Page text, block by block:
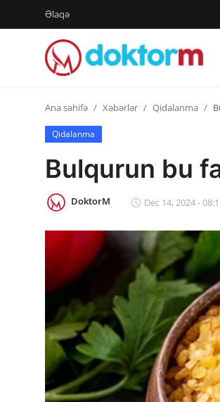
Əlaqə
Giriş
Ana səhifə
Dərmanlar
Xəbərlər
Platforma
Yazılar
Klinikalar
Həkimlər
Ana səhifə Xəbərlər Qidalanma
Qidalanma
Bulqurun bu
DoktorM Dec 14, 2024 -